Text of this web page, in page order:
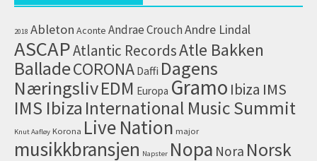
2018 Ableton Aconte Andrae CrouchAndre Lindal
ASCAPAtlantic RecordsAtle Bakken
BalladeCORONA Daffi Dagens
NæringslivEDM Europa Gramo Ibiza IMS
IMS Ibiza International Music Summit
Knut Aafløy Korona Live Nation major
musikkbransjen Napster Nopa Nora Norsk